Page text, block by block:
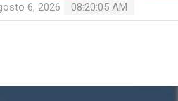
08:20:05 AM
6, 2026